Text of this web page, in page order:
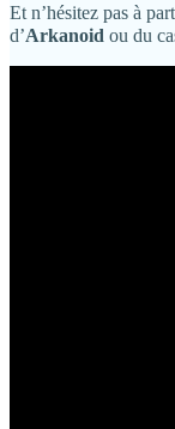
Et n’hésitez pas à
d’Arkanoid ou du